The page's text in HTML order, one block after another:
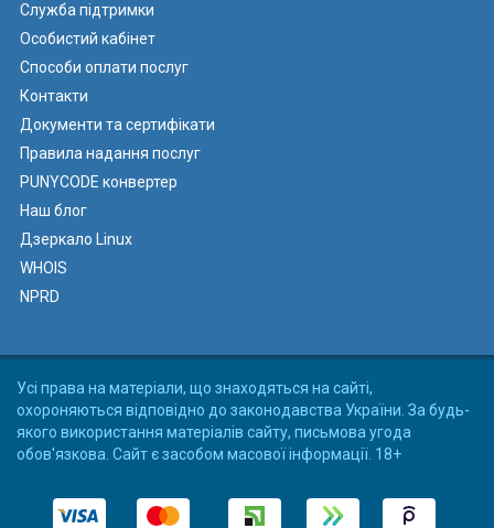
Служба підтримки
Особистий кабінет
Способи оплати послуг
Контакти
Документи та сертифікати
Правила надання послуг
PUNYCODE конвертер
Наш блог
Дзеркало Linux
WHOIS
NPRD
Усі права на матеріали, що знаходяться на сайті,
охороняються відповідно до законодавства України. За будь-
якого використання матеріалів сайту, письмова угода
обов'язкова. Сайт є засобом масової інформації. 18+